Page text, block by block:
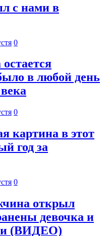
с нами в
0
в любой день
0
картина в этот
год за
0
открыл
девочка и
(ВИДЕО)